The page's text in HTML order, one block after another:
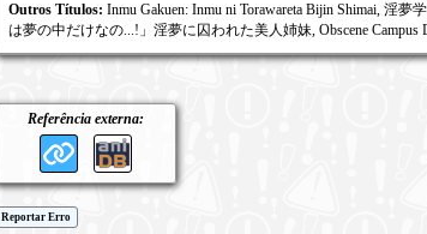
Outros Títulos: Inmu Gakuen: Inmu ni Torawareta Bijin Shimai, 淫
は夢の中だけなの...!」淫夢に囚われた美人姉妹, Obscene Campus
Referência externa:
Reportar Erro